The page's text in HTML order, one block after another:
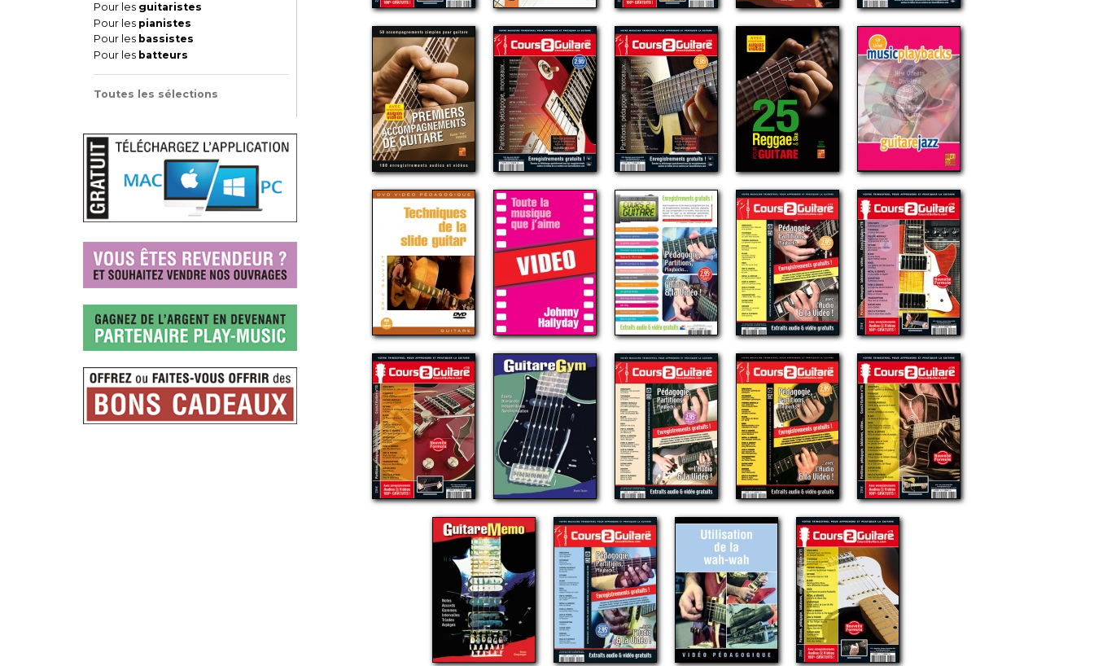
Pour les guitaristes
Pour les pianistes
Pour les bassistes
Pour les batteurs
Toutes les sélections